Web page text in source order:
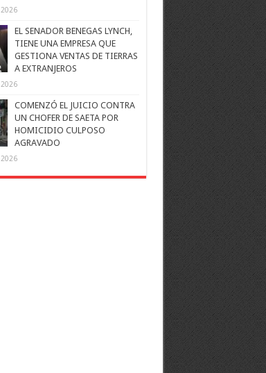
EL SENADOR BENEGAS LYNCH,
TIENE UNA EMPRESA QUE
GESTIONA VENTAS DE TIERRAS
A EXTRANJEROS
COMENZÓ EL JUICIO CONTRA
UN CHOFER DE SAETA POR
HOMICIDIO CULPOSO
AGRAVADO